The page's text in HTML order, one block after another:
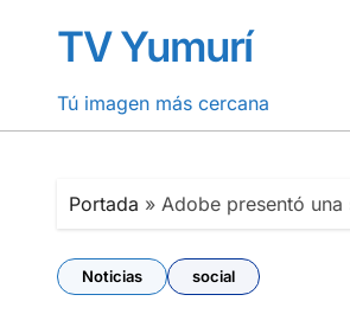
contenidoTV Yumurí
Tú imagen más cercana
Portada » Adobe presentó
Noticias social